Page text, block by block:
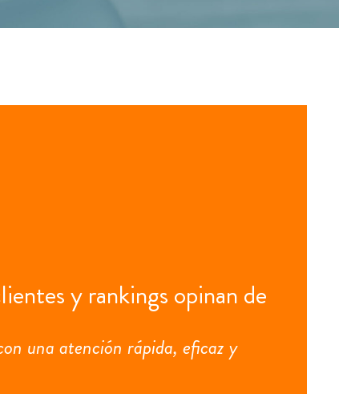
y rankings opinan de
una atención rápida, eficaz y